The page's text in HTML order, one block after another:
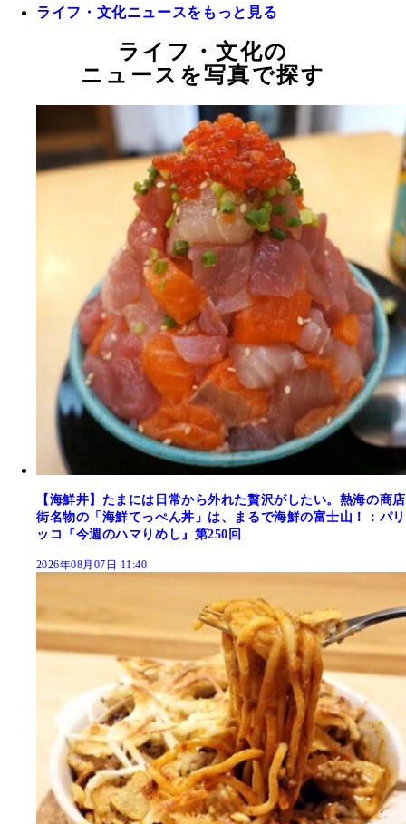
ライフ・文化ニュースをもっと見る
ライフ・文化の
ニュースを写真で探す
【海鮮丼】たまには日常から外れた贅沢がしたい。熱海の商店
街名物の「海鮮てっぺん丼」は、まるで海鮮の富士山！：パリ
ッコ『今週のハマりめし』第250回
2026年08月07日 11:40